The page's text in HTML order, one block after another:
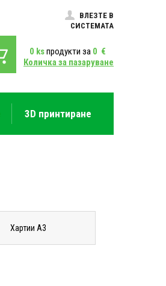
ВЛЕЗТЕ В
СИСТЕМАТА
0 ksпродукти за 0 €
Количка за пазаруване
3D принтиране
Хартии A3